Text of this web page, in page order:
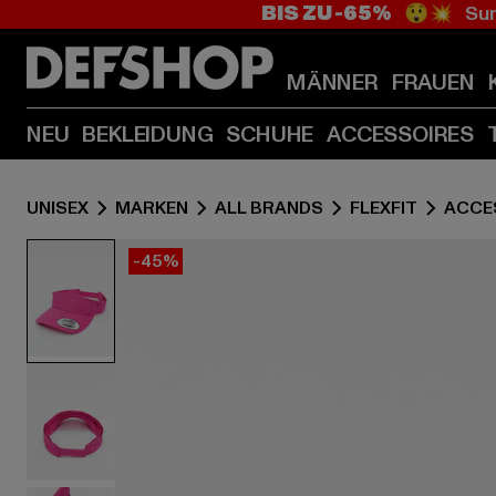
BIS ZU -65% 😲💥
MÄNNER FRAUEN
NEU BEKLEIDUNG SCHUHE ACCESSOIRES
UNISEX MARKEN ALL BRANDS FLEXFIT
-45%